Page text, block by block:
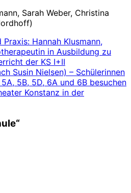
Sarah Weber, Christina
Hannah Klusmann,
in Ausbildung zu
der KS I+II
Susin Nielsen) – Schülerinnen
5B, 5D, 6A und 6B besuchen
Konstanz in der